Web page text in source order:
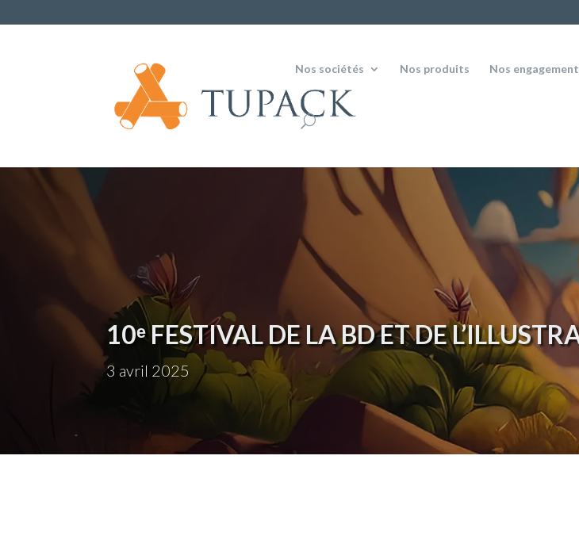
Nos sociétés Nos produits Nos
10ᵉ FESTIVAL DE LA BD ET DE
3 avril 2025